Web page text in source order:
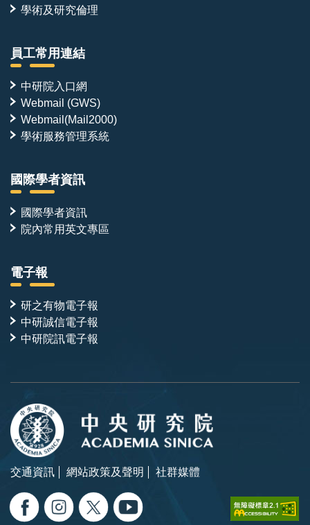
學術及研究倫理
員工常用連結
中研院入口網
Webmail (GWS)
Webmail(Mail2000)
學術服務管理系統
國際學者資訊
國際學者資訊
院內常用英文專區
電子報
研之有物電子報
中研誠信電子報
中研院訊電子報
交通資訊 網站政策及聲明 社群媒體